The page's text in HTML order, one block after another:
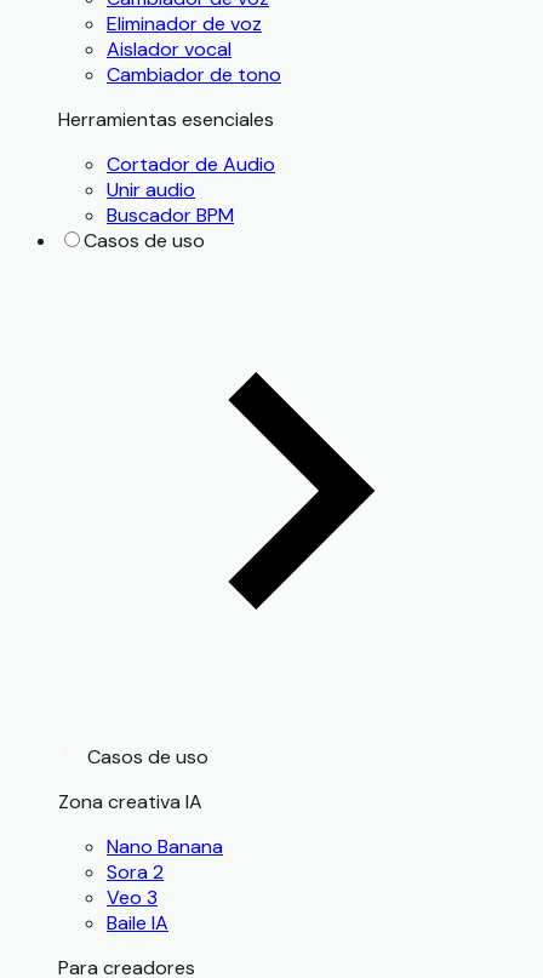
Eliminador de voz
Aislador vocal
Cambiador de tono
Herramientas esenciales
Cortador de Audio
Unir audio
Buscador BPM
Casos de uso
Casos de uso
Zona creativa IA
Nano Banana
Sora 2
Veo 3
Baile IA
Para creadores